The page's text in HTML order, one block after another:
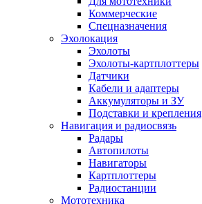
Коммерческие
Спецназначения
Эхолокация
Эхолоты
Эхолоты-картплоттеры
Датчики
Кабели и адаптеры
Аккумуляторы и ЗУ
Подставки и крепления
Навигация и радиосвязь
Радары
Автопилоты
Навигаторы
Картплоттеры
Радиостанции
Мототехника